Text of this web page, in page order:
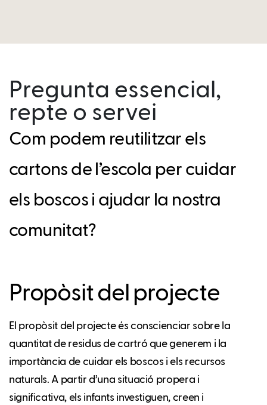
Pregunta essencial,
repte o servei
Com podem reutilitzar els
cartons de l’escola per cuidar
els boscos i ajudar la nostra
comunitat?
Propòsit del projecte
El propòsit del projecte és conscienciar sobre la
quantitat de residus de cartró que generem i la
importància de cuidar els boscos i els recursos
naturals. A partir d’una situació propera i
significativa, els infants investiguen, creen i